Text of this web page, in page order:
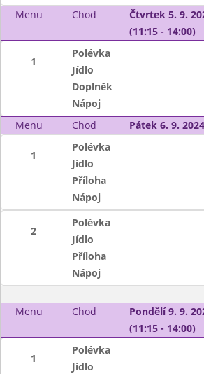
Menu
Chod
Čtvrtek 5. 9.
(11:15 - 14:00)
1
Polévka
Jídlo
Doplněk
Nápoj
Menu
Chod Pátek 6. 9.
1
Polévka
Jídlo
Příloha
Nápoj
2
Polévka
Jídlo
Příloha
Nápoj
Menu Chod
Pondělí 9. 9.
(11:15 - 14:00)
1
Polévka
Jídlo